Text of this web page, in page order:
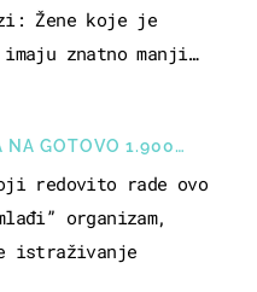
Žene koje je
znatno manji
NA GOTOVO 1.900
redovito rade ovo
organizam,
istraživanje